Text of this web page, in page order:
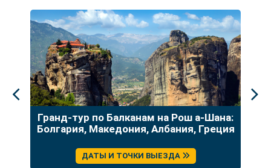
Гранд-тур по Балканам на Рош а-Шана:
Болгария, Македония, Албания, Греция
ДАТЫ И ТОЧКИ ВЫЕЗДА